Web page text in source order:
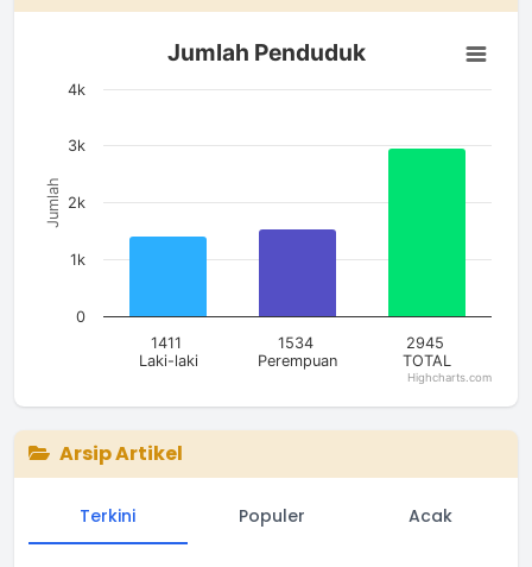
Jumlah Penduduk
Bar chart with 3 bars.
The chart has 1 X axis displaying categories.
Jumlah
Jumlah Penduduk
1411
Laki-laki
1534
Perempuan
2945
TOTAL
0
1k
2k
3k
4k
Highcharts.com
Arsip Artikel
Terkini Populer Acak